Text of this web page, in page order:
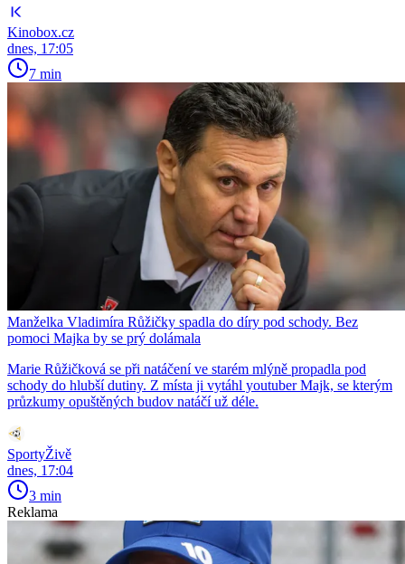
Kinobox.cz
dnes, 17:05
7 min
Manželka Vladimíra Růžičky spadla do díry pod schody. Bez
pomoci Majka by se prý dolámala
Marie Růžičková se při natáčení ve starém mlýně propadla pod
schody do hlubší dutiny. Z místa ji vytáhl youtuber Majk, se kterým
průzkumy opuštěných budov natáčí už déle.
SportyŽivě
dnes, 17:04
3 min
Reklama